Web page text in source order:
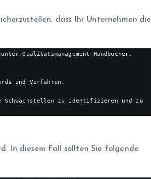
dass Ihr Unternehmen die
Qualitätsmanagement-Handbücher,
und Verfahren.
zu identifizieren und zu
In diesem Fall sollten Sie folgende